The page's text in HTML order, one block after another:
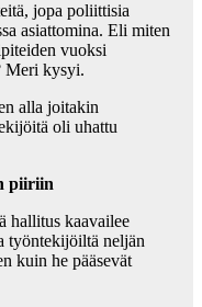
jopa poliittisia
asiattomina. Eli miten
vuoksi
Meri kysyi.
alla joitakin
oli uhattu
piiriin
hallitus kaavailee
työntekijöiltä neljän
kuin he pääsevät